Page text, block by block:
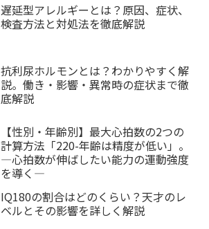
遅延型アレルギーとは？原因、症状、
検査方法と対処法を徹底解説
抗利尿ホルモンとは？わかりやすく解
説。働き・影響・異常時の症状まで徹
底解説
【性別・年齢別】最大心拍数の2つの
計算方法「220-年齢は精度が低い」。
―心拍数が伸ばしたい能力の運動強度
を導く―
IQ180の割合はどのくらい？天才のレ
ベルとその影響を詳しく解説